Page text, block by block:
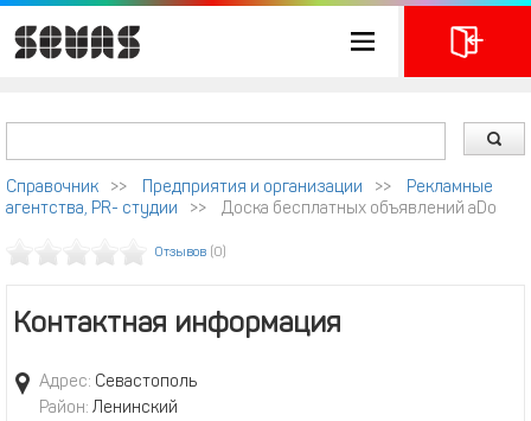
Справочник >> Предприятия и организации >>
Рекламные
агентства, PR- студии
>> Доска бесплатных объявлений aDo
Отзывов (0)
Контактная информация
Адрес: Севастополь
Район: Ленинский